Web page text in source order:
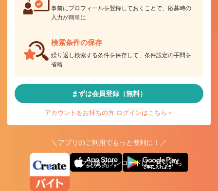
事前にプロフィールを登録しておくことで、応募時の
入力が簡単に
検索条件の保存
繰り返し検索する条件を保存して、条件設定の手間を
省略
まずは会員登録（無料）
アカウントをお持ちの方 ログインはこちら＞
＼アプリのご利用でもっと便利に！／
アプリ版ダウンロードはこちらから